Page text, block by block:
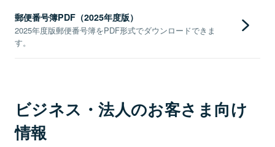
郵便番号簿PDF（2025年度版）
2025年度版郵便番号簿をPDF形式でダウンロードできま
す。
ビジネス・法人のお客さま向け
情報